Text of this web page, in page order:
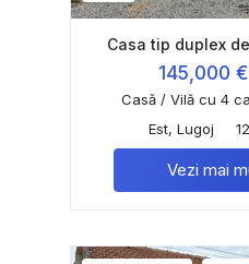
Casa tip duplex
145,000 €
Casă / Vilă cu 4
Est, Lugoj
Vezi mai